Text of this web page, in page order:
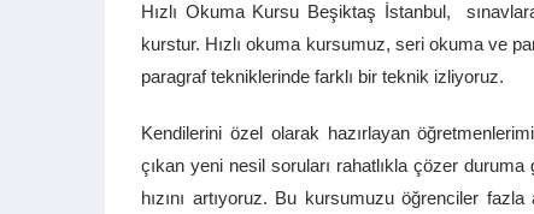
Hızlı Okuma Kursu Beşiktaş İstanbul,
kurstur. Hızlı okuma kursumuz, seri okuma ve
paragraf tekniklerinde farklı bir teknik izliyoruz.
Kendilerini özel olarak hazırlayan
çıkan yeni nesil soruları rahatlıkla çözer
hızını artıyoruz. Bu kursumuzu öğrenciler